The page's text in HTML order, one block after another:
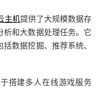
主机提供了大规模数据存
析和大数据处理任务。它
数据挖掘、推荐系统、
搭建多人在线游戏服务